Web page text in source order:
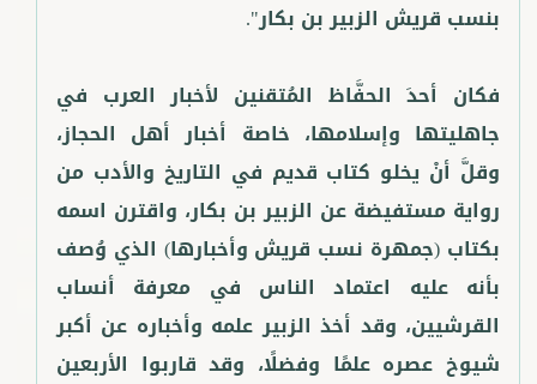
فكان أحدَ الحفَّاظ المُتقنين لأخبار العرب في
جاهليتها وإسلامها، خاصة أخبار أهل الحجاز،
وقلَّ أنْ يخلو كتاب قديم في التاريخ والأدب من
رواية مستفيضة عن الزبير بن بكار، واقترن اسمه
بكتاب (جمهرة نسب قريش وأخبارها) الذي وُصف
بأنه عليه اعتماد الناس في معرفة أنساب
القرشيين، وقد أخذ الزبير علمه وأخباره عن أكبر
شيوخ عصره علمًا وفضلًا، وقد قاربوا الأربعين